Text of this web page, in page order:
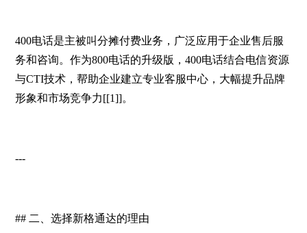
400电话是主被叫分摊付费业务，广泛应用于企业售后服
务和咨询。作为800电话的升级版，400电话结合电信资源
与CTI技术，帮助企业建立专业客服中心，大幅提升品牌
形象和市场竞争力[[1]]。
---
## 二、选择新格通达的理由